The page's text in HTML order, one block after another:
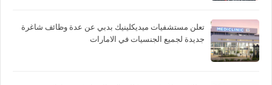
تعلن مستشفيات ميديكلينيك بدبي عن عدة وظائف شاغرة
جديدة لجميع الجنسيات في الامارات